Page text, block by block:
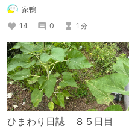
家鴨
14
0 1 分
ひまわり日誌 ８５日目